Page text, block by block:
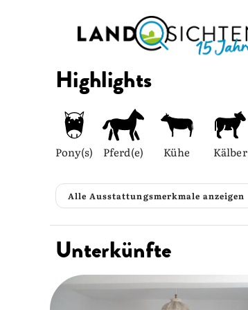
Highlights
Pony(s) Pferd(e) Kühe Kälber
Alle Ausstattungsmerkmale anzeigen
Unterkünfte